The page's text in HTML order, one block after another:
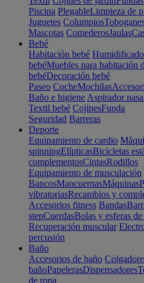
Piscina PlegableLimpieza de
Juguetes Columpios
Mascotas ComederosJaulas
Bebé
Habitación bebé
bebéMuebles para habitación
bebéDecoración bebé
Paseo CocheMochilas
Baño e higiene Aspirador
Textil bebé CojinesFunda
Seguridad Barreras
Deporte
Equipamiento de cardio
spinningElípticasBicicletas
complementosCintasRodillos
Equipamiento de musculación
BancosMancuernasMáquinas
vibratoriasRecambios y
Accesorios fitness Bandas
stepCuerdasBolas y esferas
Recuperación muscular
percusión
Baño
Accesorios de baño
bañoPapelerasDispensadores
de ropa